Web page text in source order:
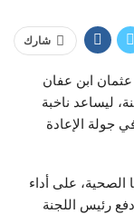
شارك
عثمان ابن عفان
ليساعد ناخبة
جولة الإعادة
على أداء
رئيس اللجنة